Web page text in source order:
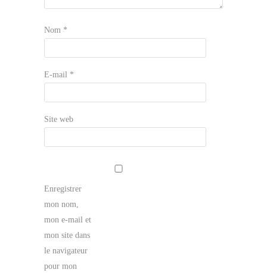
Nom *
E-mail *
Site web
Enregistrer
mon nom,
mon e-mail et
mon site dans
le navigateur
pour mon